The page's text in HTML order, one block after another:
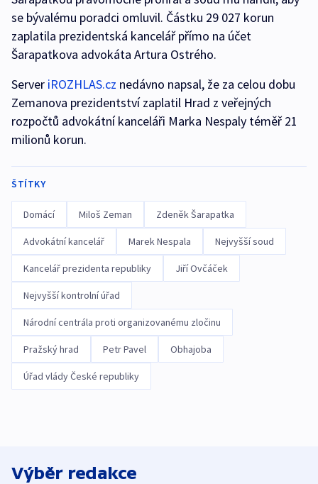
se bývalému poradci omluvil. Částku 29 027 korun
zaplatila prezidentská kancelář přímo na účet
Šarapatkova advokáta Artura Ostrého.
Server iROZHLAS.cz nedávno napsal, že za celou dobu
Zemanova prezidentství zaplatil Hrad z veřejných
rozpočtů advokátní kanceláři Marka Nespaly téměř 21
milionů korun.
ŠTÍTKY
Domácí Miloš Zeman Zdeněk Šarapatka
Advokátní kancelář Marek Nespala Nejvyšší soud
Kancelář prezidenta republiky Jiří Ovčáček
Nejvyšší kontrolní úřad
Národní centrála proti organizovanému zločinu
Pražský hrad Petr Pavel Obhajoba
Úřad vlády České republiky
Výběr redakce